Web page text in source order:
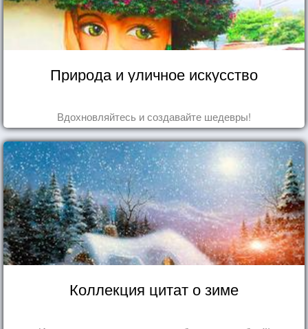
Природа и уличное искусство
Вдохновляйтесь и создавайте шедевры!
Коллекция цитат о зиме